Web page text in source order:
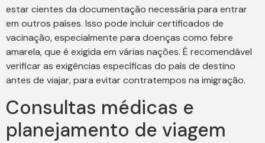
estar cientes da documentação necessária para entrar
em outros países. Isso pode incluir certificados de
vacinação, especialmente para doenças como febre
amarela, que é exigida em várias nações. É recomendável
verificar as exigências específicas do país de destino
antes de viajar, para evitar contratempos na imigração.
Consultas médicas e
planejamento de viagem